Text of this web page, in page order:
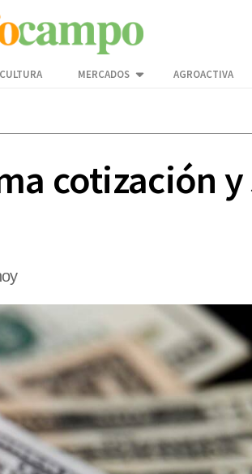
MERCADOS AGROACTIVA
cotización